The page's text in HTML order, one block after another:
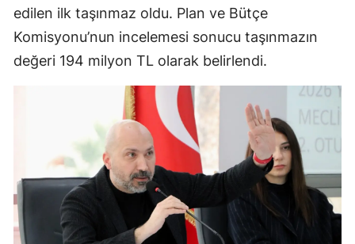
edilen ilk taşınmaz oldu. Plan ve Bütçe
Komisyonu’nun incelemesi sonucu taşınmazın
değeri 194 milyon TL olarak belirlendi.